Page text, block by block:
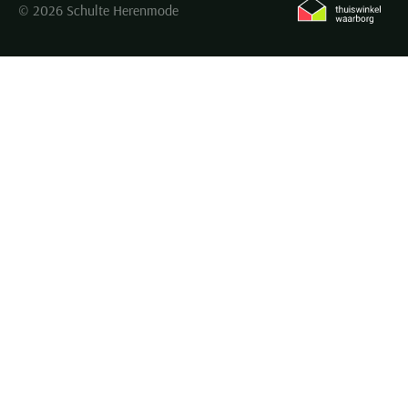
© 2026 Schulte Herenmode